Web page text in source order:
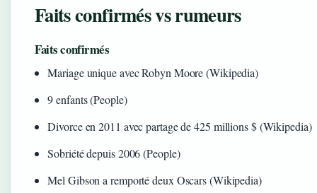
Faits confirmés vs rumeurs
Faits confirmés
Mariage unique avec Robyn Moore (Wikipedia)
9 enfants (People)
Divorce en 2011 avec partage de 425 millions $ (Wikipedia)
Sobriété depuis 2006 (People)
Mel Gibson a remporté deux Oscars (Wikipedia)